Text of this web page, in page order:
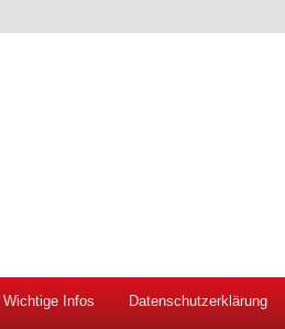
Wichtige Infos Datenschutzerklärung